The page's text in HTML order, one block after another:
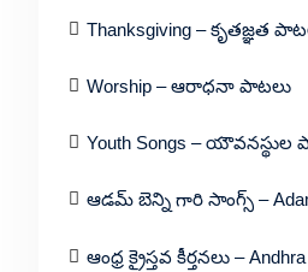
Thanksgiving – కృతజ్ఞత
Worship – ఆరాధనా పాటలు
Youth Songs – యౌవనస్థుల
ఆడమ్ బెన్ని గారి సాంగ్స్ –
ఆంధ్ర క్రైస్తవ కీర్తనలు –